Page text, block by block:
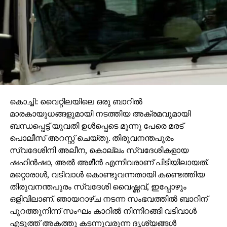
ജനറലും ഭരണോദ്യോഗസ്ഥന്മാരും ഒരു ഹിന്ദു
നേതാവിനെ ഹിന്ദുമതത്തിന്റെ അനിവാര്യത പറഞ്ഞ്
ബോധ്യപ്പെടുത്തി. നാട്ടുകാരില്‍നിന്ന് ഇസ്‌ലാം
സ്വീകരിച്ചവരെ അവരുടെ പൂര്‍വ്വിക മതത്തിലേക്ക്
തിരിച്ചുകൊണ്ടുവരേണ്ടതാണെന്നും, ഹിന്ദുക്കളെ
മതവര്‍ഗീയതയുടെ അടിസ്ഥാനത്തില്‍
സംഘടിപ്പിക്കേണ്ടതാണെന്നുമുള്ള വികാരം അയാളില്‍
മുസ്‌ലിംകളുടെ മികവും ആവേശവും ക്രമീകരണവും
എല്ലാവരും മനസ്സിലാക്കിയിരുന്നു.
ഇന്ത്യക്ക് സ്വാതന്ത്ര്യം ലഭിച്ചു. മതേതരത്വവും
മതന്യൂനപക്ഷങ്ങളുടെ സ്വാതന്ത്ര്യവും
അവകാശങ്ങളും അംഗീകരിക്കുന്നതുമായ ഒരു
ഭരണഘടന നിലവില്‍വന്നു. മതേതര കക്ഷിയായ
കോണ്‍ഗ്രസ് അധികാരത്തില്‍ വന്നു. മൗലാനാ
അബുല്‍ കലാം ആസാദ്, സാകിര്‍ ഹുസൈന്‍,
ഫഖ്‌റുദ്ദീന്‍ അഹമ്മദ് തുടങ്ങി പല പ്രമുഖ മുസ്‌ലിംകളും
വിവിധ കാലഘട്ടങ്ങളിലായി ഭരണത്തില്‍ ഉന്നത
കൊച്ചി: വൈറ്റിലയിലെ ഒരു ബാറില്‍
ബന്ധപ്പെട്ട് യുവതി ഉള്‍പ്പെടെ മൂന്നു പേരെ മരട്
പൊലീസ് അറസ്റ്റ് ചെയ്തു. തിരുവനന്തപുരം
സ്വദേശിനി അലീന, കൊല്ലം സ്വദേശികളായ
ഷഹിന്‍ഷാ, അല്‍ അമീന്‍ എന്നിവരാണ് പിടിയിലായത്.
മറ്റൊരാള്‍, വടിവാള്‍ കൊണ്ടുവന്നതായി കണ്ടെത്തിയ
തിരുവനന്തപുരം സ്വദേശി വൈഷ്ണവ്, ഇപ്പോഴും
ഒളിവിലാണ്. ഞായറാഴ്ച നടന്ന സംഭവത്തില്‍ ബാറിന്
പുറത്തുനിന്ന് സംഘം കാറില്‍ നിന്നിറങ്ങി വടിവാള്‍
എടുത്ത് അകത്തു കടന്നുവരുന്ന ദൃശ്യങ്ങള്‍
സി.സി.ടി.വിയില്‍ വ്യക്തമായി രേഖപ്പെട്ടു.